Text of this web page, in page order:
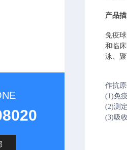
产品
免疫
和临
泳、
作抗
(1)免
(2)测
(3)吸